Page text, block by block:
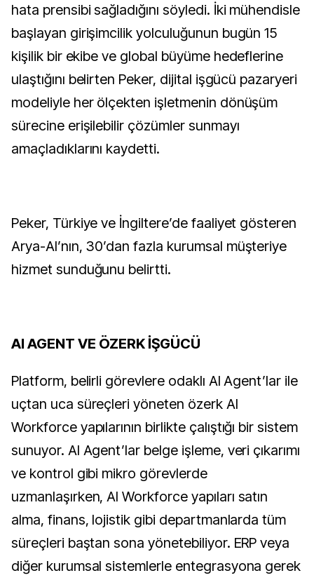
hata prensibi sağladığını söyledi. İki mühendisle
başlayan girişimcilik yolculuğunun bugün 15
kişilik bir ekibe ve global büyüme hedeflerine
ulaştığını belirten Peker, dijital işgücü pazaryeri
modeliyle her ölçekten işletmenin dönüşüm
sürecine erişilebilir çözümler sunmayı
amaçladıklarını kaydetti.
Peker, Türkiye ve İngiltere’de faaliyet gösteren
Arya-AI’nın, 30’dan fazla kurumsal müşteriye
hizmet sunduğunu belirtti.
AI AGENT VE ÖZERK İŞGÜCÜ
Platform, belirli görevlere odaklı AI Agent’lar ile
uçtan uca süreçleri yöneten özerk AI
Workforce yapılarının birlikte çalıştığı bir sistem
sunuyor. AI Agent’lar belge işleme, veri çıkarımı
ve kontrol gibi mikro görevlerde
uzmanlaşırken, AI Workforce yapıları satın
alma, finans, lojistik gibi departmanlarda tüm
süreçleri baştan sona yönetebiliyor. ERP veya
diğer kurumsal sistemlerle entegrasyona gerek